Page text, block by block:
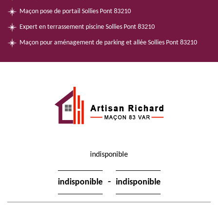
Maçon pose de portail Sollies Pont 83210
Expert en terrassement piscine Sollies Pont 83210
Maçon pour aménagement de parking et allée Sollies Pont 83210
indisponible
indisponible - indisponible